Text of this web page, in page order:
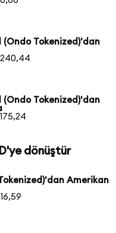
(Ondo Tokenized)'dan
(Ondo Tokenized)'dan
dönüştür
Amerikan